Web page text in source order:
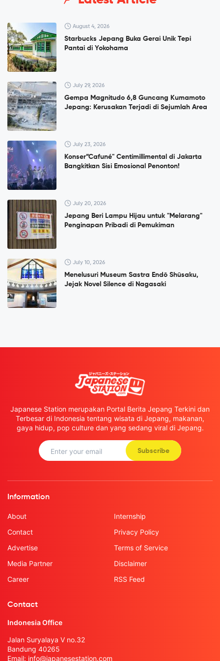
August 4, 2026
Starbucks Jepang Buka Gerai Unik Tepi
Pantai di Yokohama
July 29, 2026
Gempa Magnitudo 6,8 Guncang Kumamoto
Jepang: Kerusakan Terjadi di Sejumlah Area
July 23, 2026
Konser”Cafuné" Centimillimental di Jakarta
Bangkitkan Sisi Emosional Penonton!
July 20, 2026
Jepang Beri Lampu Hijau untuk "Melarang"
Penginapan Pribadi di Pemukiman
July 10, 2026
Menelusuri Museum Sastra Endō Shūsaku,
Jejak Novel Silence di Nagasaki
Japanese Station merupakan Portal Berita Jepang Terkini dan
Terbesar di Indonesia tentang wisata di Jepang, makanan,
gaya hidup, pop culture dan yang sedang viral di Jepang.
Subscribe
Information
About
Contact
Advertise
Media Partner
Career
Internship
Privacy Policy
Terms of Service
Disclaimer
RSS Feed
Contact
Indonesia Office
Jalan Suryalaya V no.32
Bandung 40265
Email: info@japanesestation.com